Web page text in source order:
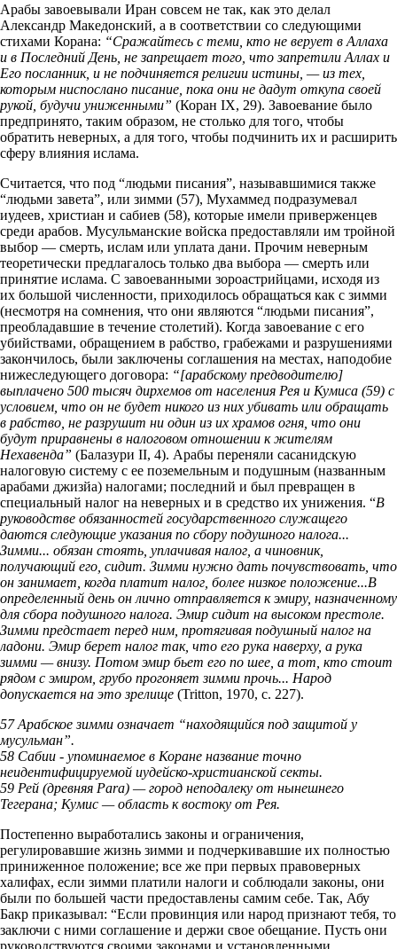
Арабы завоевывали Иран совсем не так, как это делал
Александр Македонский, а в соответствии со следующими
стихами Корана: “Сражайтесь с теми, кто не верует в Аллаха
и в Последний День, не запрещает того, что запретили Аллах и
Его посланник, и не подчиняется религии истины, — из тех,
которым ниспослано писание, пока они не дадут откупа своей
рукой, будучи униженными” (Коран IX, 29). Завоевание было
предпринято, таким образом, не столько для того, чтобы
обратить неверных, а для того, чтобы подчинить их и расширить
сферу влияния ислама.
Считается, что под “людьми писания”, называвшимися также
“людьми завета”, или зимми (57), Мухаммед подразумевал
иудеев, христиан и сабиев (58), которые имели приверженцев
среди арабов. Мусульманские войска предоставляли им тройной
выбор — смерть, ислам или уплата дани. Прочим неверным
теоретически предлагалось только два выбора — смерть или
принятие ислама. С завоеванными зороастрийцами, исходя из
их большой численности, приходилось обращаться как с зимми
(несмотря на сомнения, что они являются “людьми писания”,
преобладавшие в течение столетий). Когда завоевание с его
убийствами, обращением в рабство, грабежами и разрушениями
закончилось, были заключены соглашения на местах, наподобие
нижеследующего договора: “[арабскому предводителю]
выплачено 500 тысяч дирхемов от населения Рея и Кумиса (59) с
условием, что он не будет никого из них убивать или обращать
в рабство, не разрушит ни один из их храмов огня, что они
будут приравнены в налоговом отношении к жителям
Нехавенда” (Балазури II, 4). Арабы переняли сасанидскую
налоговую систему с ее поземельным и подушным (названным
арабами джизйа) налогами; последний и был превращен в
специальный налог на неверных и в средство их унижения. “В
руководстве обязанностей государственного служащего
даются следующие указания по сбору подушного налога...
Зимми... обязан стоять, уплачивая налог, а чиновник,
получающий его, сидит. Зимми нужно дать почувствовать, что
он занимает, когда платит налог, более низкое положение...В
определенный день он лично отправляется к эмиру, назначенному
для сбора подушного налога. Эмир сидит на высоком престоле.
Зимми предстает перед ним, протягивая подушный налог на
ладони. Эмир берет налог так, что его рука наверху, а рука
зимми — внизу. Потом эмир бьет его по шее, а тот, кто стоит
рядом с эмиром, грубо прогоняет зимми прочь... Народ
допускается на это зрелище (Tritton, 1970, с. 227).
57 Арабское зимми означает “находящийся под защитой у
мусульман”.
58 Сабии - упоминаемое в Коране название точно
неидентифицируемой иудейско-христианской секты.
59 Рей (древняя Para) — город неподалеку от нынешнего
Тегерана; Кумис — область к востоку от Рея.
Постепенно выработались законы и ограничения,
регулировавшие жизнь зимми и подчеркивавшие их полностью
приниженное положение; все же при первых правоверных
халифах, если зимми платили налоги и соблюдали законы, они
были по большей части предоставлены самим себе. Так, Абу
Бакр приказывал: “Если провинция или народ признают тебя, то
заключи с ними соглашение и держи свое обещание. Пусть они
руководствуются своими законами и установленными